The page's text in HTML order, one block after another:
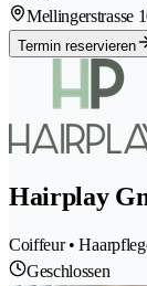
Mellingerstrasse
Termin reservieren
Hairplay
Coiffeur •
Geschlossen